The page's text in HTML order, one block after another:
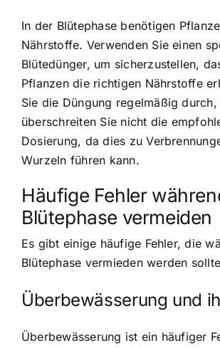
In der Blütephase benötigen
Nährstoffe. Verwenden Sie einen
Blütedünger, um sicherzustellen,
Pflanzen die richtigen Nährstoffe
Sie die Düngung regelmäßig
überschreiten Sie nicht die
Dosierung, da dies zu
Wurzeln führen kann.
Häufige Fehler
Blütephase vermeiden
Es gibt einige häufige Fehler, die
Blütephase vermieden werden
Überbewässerung und
Überbewässerung ist ein häufiger